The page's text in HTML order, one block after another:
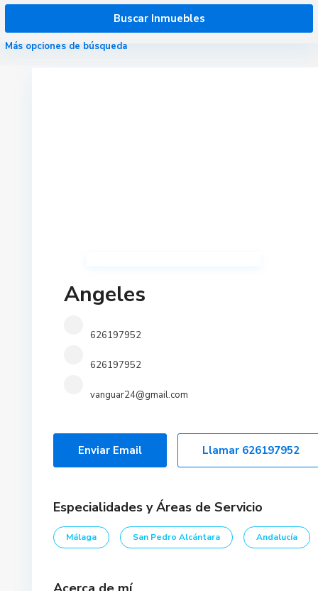
Más opciones de búsqueda
Angeles
626197952
626197952
vanguar24@gmail.com
Enviar Email Llamar 626197952
Especialidades y Áreas de Servicio
Málaga San Pedro Alcántara Andalucía